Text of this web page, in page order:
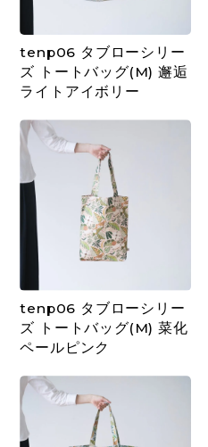
tenp06 タブローシリー
ズ トートバッグ(M) 邂逅
ライトアイボリー
tenp06 タブローシリー
ズ トートバッグ(M) 菜化
ペールピンク